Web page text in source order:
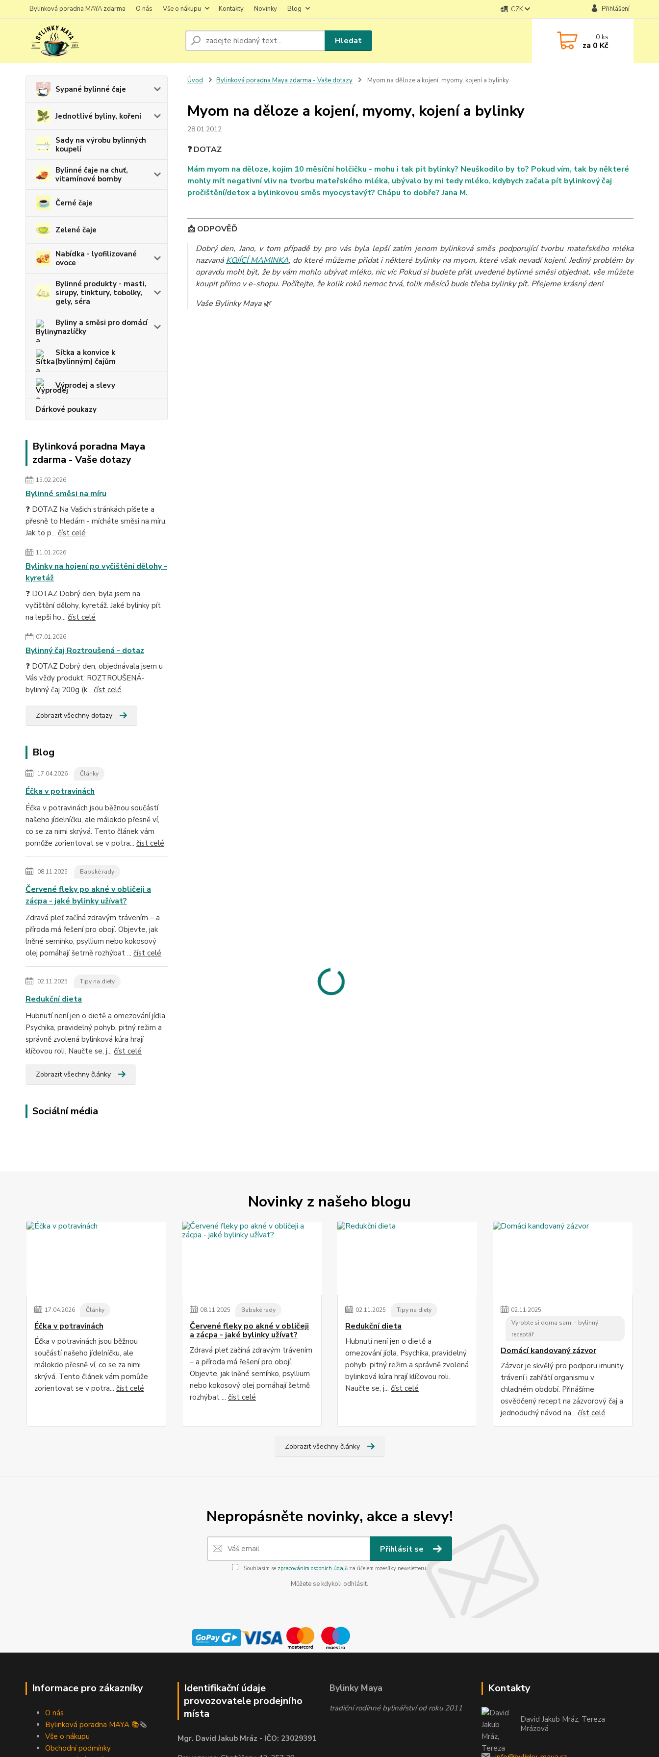
Bylinková poradna MAYA zdarma O nás Vše o nákupu Kontakty Novinky Blog CZK Přihlášení
Hledat 0ks
za 0 Kč
Sypané bylinné čaje
Jednotlivé byliny, koření
Sady na výrobu bylinných
koupelí
Bylinné čaje na chuť,
vitamínové bomby
Černé čaje
Zelené čaje
Nabídka - lyofilizované
ovoce
Bylinné produkty - masti,
sirupy, tinktury, tobolky,
gely, séra
Byliny a směsi pro domácí
mazlíčky
Sítka a konvice k
(bylinným) čajům
Výprodej a slevy
Dárkové poukazy
Bylinková poradna Maya
zdarma - Vaše dotazy
15.02.2026
Bylinné směsi na míru
❓ DOTAZ Na Vašich stránkách píšete a
přesně to hledám - mícháte směsi na míru.
Jak to p... číst celé
11.01.2026
Bylinky na hojení po vyčištění dělohy -
kyretáž
❓ DOTAZ Dobrý den, byla jsem na
vyčištění dělohy, kyretáž. Jaké bylinky pít
na lepší ho... číst celé
07.01.2026
Bylinný čaj Roztroušená - dotaz
❓ DOTAZ Dobrý den, objednávala jsem u
Vás vždy produkt: ROZTROUŠENÁ-
bylinný čaj 200g (k... číst celé
Zobrazit všechny dotazy
Blog
17.04.2026 Články
Éčka v potravinách
Éčka v potravinách jsou běžnou součástí
našeho jídelníčku, ale málokdo přesně ví,
co se za nimi skrývá. Tento článek vám
pomůže zorientovat se v potra... číst celé
08.11.2025 Babské rady
Červené fleky po akné v obličeji a
zácpa - jaké bylinky užívat?
Zdravá pleť začíná zdravým trávením – a
příroda má řešení pro obojí. Objevte, jak
lněné semínko, psyllium nebo kokosový
olej pomáhají šetrně rozhýbat ... číst celé
02.11.2025 Tipy na diety
Redukční dieta
Hubnutí není jen o dietě a omezování jídla.
Psychika, pravidelný pohyb, pitný režim a
správně zvolená bylinková kúra hrají
klíčovou roli. Naučte se, j... číst celé
Zobrazit všechny články
Sociální média
Úvod Bylinková poradna Maya zdarma - Vaše dotazy Myom na děloze a kojení, myomy, kojení a bylinky
Myom na děloze a kojení, myomy, kojení a bylinky
28.01.2012
❓ DOTAZ
Mám myom na děloze, kojím 10 měsíční holčičku - mohu i tak pít bylinky? Neuškodilo by to? Pokud vím, tak by některé
mohly mít negativní vliv na tvorbu mateřského mléka, ubývalo by mi tedy mléko, kdybych začala pít bylinkový čaj
pročištění/detox a bylinkovou směs myocystavýt? Chápu to dobře? Jana M.
📩 ODPOVĚĎ
Dobrý den, Jano, v tom případě by pro vás byla lepší zatím jenom bylinková směs podporující tvorbu mateřského mléka
nazvanáKOJÍCÍ MAMINKA, do které můžeme přidat i některé bylinky na myom, které však nevadí kojení. Jediný problém by
opravdu mohl být, že by vám mohlo ubývat mléko, nic vícPokud si budete přát uvedené bylinné směsi objednat, vše můžete
koupit přímo v e-shopu. Počítejte, že kolik roků nemoc trvá, tolik měsíců bude třeba bylinky pít. Přejeme krásný den!
Vaše Bylinky Maya 🌿
Novinky z našeho blogu
17.04.2026 Články
Éčka v potravinách
Éčka v potravinách jsou běžnou
součástí našeho jídelníčku, ale
málokdo přesně ví, co se za nimi
skrývá. Tento článek vám pomůže
zorientovat se v potra... číst celé
08.11.2025 Babské rady
Červené fleky po akné v obličeji
a zácpa - jaké bylinky užívat?
Zdravá pleť začíná zdravým trávením
– a příroda má řešení pro obojí.
Objevte, jak lněné semínko, psyllium
nebo kokosový olej pomáhají šetrně
rozhýbat ... číst celé
02.11.2025 Tipy na diety
Redukční dieta
Hubnutí není jen o dietě a
omezování jídla. Psychika, pravidelný
pohyb, pitný režim a správně zvolená
bylinková kúra hrají klíčovou roli.
Naučte se, j... číst celé
02.11.2025
Vyrobte si doma sami - bylinný
receptář
Domácí kandovaný zázvor
Zázvor je skvělý pro podporu imunity,
trávení i zahřátí organismu v
chladném období. Přinášíme
osvědčený recept na zázvorový čaj a
jednoduchý návod na...číst celé
Zobrazit všechny články
Nepropásněte novinky, akce a slevy!
Přihlásit se
Souhlasím se zpracováním osobních údajůza účelem rozesílky newsletteru.
Můžete se kdykoli odhlásit.
Informace pro zákazníky
O nás
Bylinková poradna MAYA 📚🗞️
Vše o nákupu
Obchodní podmínky
Identifikační údaje
provozovatele prodejního
místa
Mgr. David Jakub Mráz - IČO: 23029391
Bylinky Maya
tradiční rodinné bylinářství od roku 2011
Kontakty
David Jakub Mráz, Tereza
Mrázová